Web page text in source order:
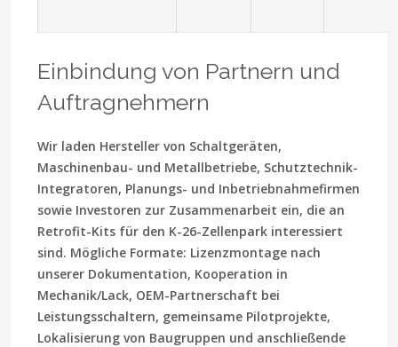
Einbindung von Partnern und
Auftragnehmern
Wir laden Hersteller von Schaltgeräten,
Maschinenbau- und Metallbetriebe, Schutztechnik-
Integratoren, Planungs- und Inbetriebnahmefirmen
sowie Investoren zur Zusammenarbeit ein, die an
Retrofit-Kits für den K-26-Zellenpark interessiert
sind. Mögliche Formate: Lizenzmontage nach
unserer Dokumentation, Kooperation in
Mechanik/Lack, OEM-Partnerschaft bei
Leistungsschaltern, gemeinsame Pilotprojekte,
Lokalisierung von Baugruppen und anschließende